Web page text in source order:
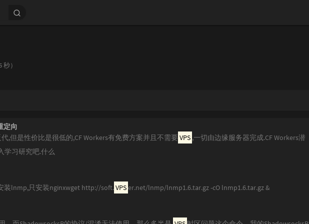
）
定向
,但是性价比是很低的,CF Workers有免费方案并且不需要VPS ,一切由边缘服务器完成.CF Workers潜
学习研究吧.什么
装lnmp,只安装nginxwget http://soft.VPSer.net/lnmp/lnmp1.6.tar.gz -cO lnmp1.6.tar.gz &